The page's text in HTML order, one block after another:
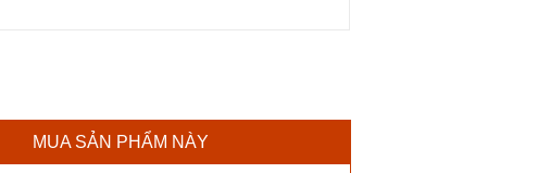
MUA SẢN PHẨM NÀY